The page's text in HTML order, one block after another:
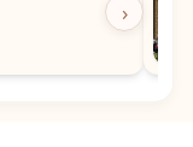
›